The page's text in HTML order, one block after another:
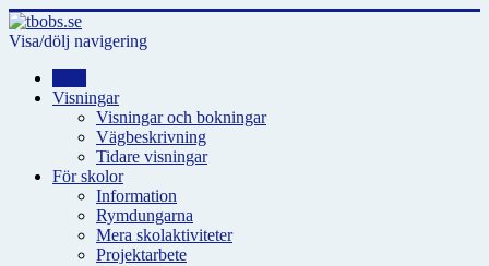
Visa/dölj navigering
Visningar
Visningar och bokningar
Vägbeskrivning
Tidare visningar
För skolor
Information
Rymdungarna
Mera skolaktiviteter
Projektarbete